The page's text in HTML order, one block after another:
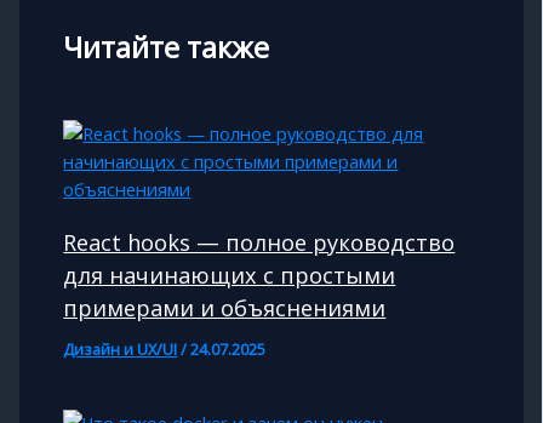
Читайте также
React hooks — полное руководство
для начинающих с простыми
примерами и объяснениями
Дизайн и UX/UI/24.07.2025